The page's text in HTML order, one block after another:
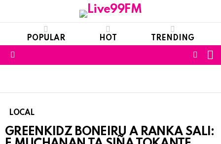
POPULAR HOT TRENDING
LOCAL
GREENKIDZ BONEIRU A RANKA SALI: